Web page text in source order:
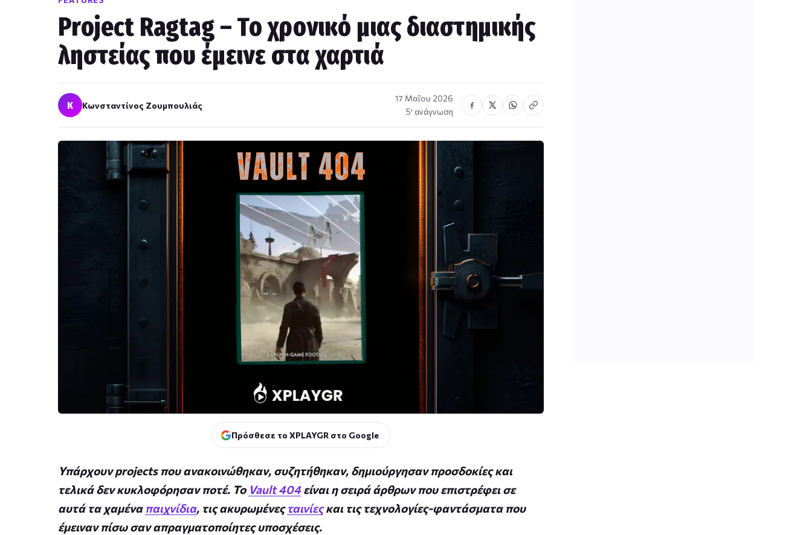
Project Ragtag – Το χρονικό μιας διαστημικής
ληστείας που έμεινε στα χαρτιά
Κ Κωνσταντίνος Ζουμπουλιάς
17 Μαΐου 2026
5′ ανάγνωση
Πρόσθεσε το XPLAYGR στο Google
Υπάρχουν projects που ανακοινώθηκαν, συζητήθηκαν, δημιούργησαν προσδοκίες και
τελικά δεν κυκλοφόρησαν ποτέ. Το Vault 404είναι η σειρά άρθρων που επιστρέφει σε
αυτά τα χαμένα παιχνίδια, τις ακυρωμένεςταινίεςκαι τις τεχνολογίες-φαντάσματα που
έμειναν πίσω σαν απραγματοποίητες υποσχέσεις.